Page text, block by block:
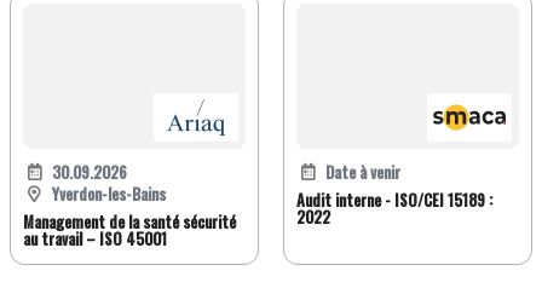
30.09.2026
Yverdon-les-Bains
Management de la santé sécurité
au travail – ISO 45001
Date à venir
Audit interne - ISO/CEI 15189 :
2022